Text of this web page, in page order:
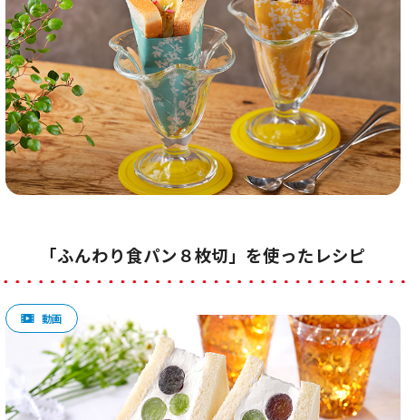
「ふんわり食パン８枚切」を使ったレシピ